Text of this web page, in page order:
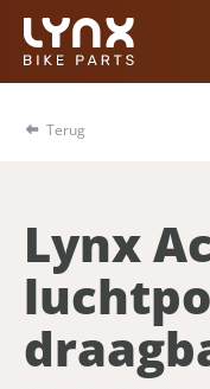
Terug
Lynx